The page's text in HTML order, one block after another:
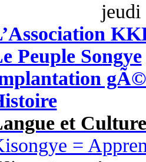
jeudi
Peuple Songye
et Culture
=